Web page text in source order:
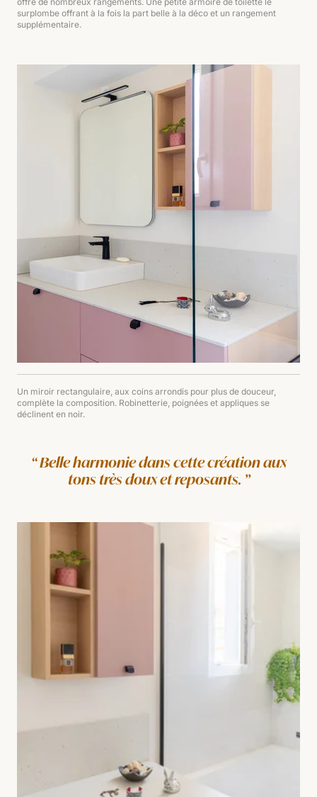
surplombe offrant à la fois la part belle à la déco et un rangement
supplémentaire.
Un miroir rectangulaire, aux coins arrondis pour plus de douceur,
complète la composition. Robinetterie, poignées et appliques se
déclinent en noir.
Belle harmonie dans cette création aux
tons très doux et reposants.